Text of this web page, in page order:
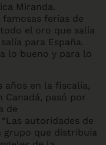
Miranda.
ferias de
el oro que salía
para España.
lo bueno y para lo
años en la fiscalía,
Canadá, pasó por
de
autoridades de
grupo que distribuía